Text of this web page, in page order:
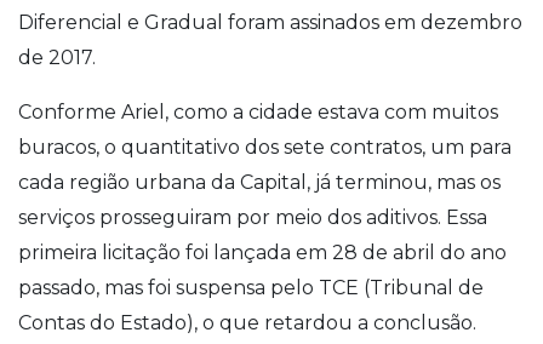
Diferencial e Gradual foram assinados em dezembro
de 2017.
Conforme Ariel, como a cidade estava com muitos
buracos, o quantitativo dos sete contratos, um para
cada região urbana da Capital, já terminou, mas os
serviços prosseguiram por meio dos aditivos. Essa
primeira licitação foi lançada em 28 de abril do ano
passado, mas foi suspensa pelo TCE (Tribunal de
Contas do Estado), o que retardou a conclusão.